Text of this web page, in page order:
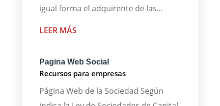
igual forma el adquirente de las...
LEER MÁS
Pagina Web Social
Recursos para empresas
Página Web de la Sociedad Según